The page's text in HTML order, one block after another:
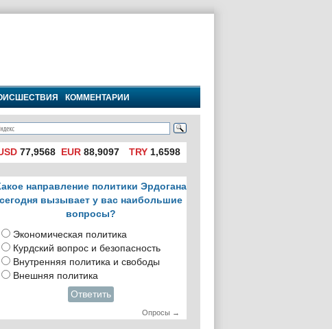
КОММЕНТАРИИ
77,9568 EUR 88,9097 TRY1,6598
направление политики Эрдогана
сегодня вызывает у вас наибольшие
вопросы?
Экономическая политика
Курдский вопрос и безопасность
Внутренняя политика и свободы
Внешняя политика
Ответить
Опросы →